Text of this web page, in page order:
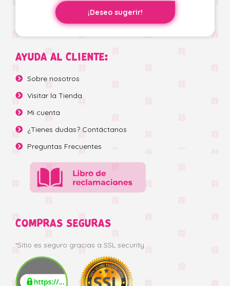
¡Deseo sugerir!
AYUDA AL CLIENTE:
Sobre nosotros
Visitar la Tienda
Mi cuenta
¿Tienes dudas? Contáctanos
Preguntas Frecuentes
COMPRAS SEGURAS
*Sitio es seguro gracias a SSL security